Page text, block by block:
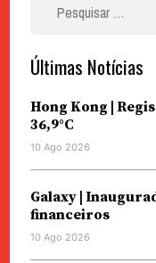
Últimas Notícias
Hong Kong |
36,9°C
10 Ago 2026
Galaxy |
financeiros
10 Ago 2026